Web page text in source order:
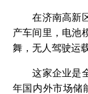
在济南高新区
产车间里，电池
舞，无人驾驶运
这家企业是全
年国内外市场储